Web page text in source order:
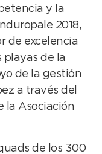
y la
2018,
de excelencia
playas de la
de la gestión
a través del
la Asociación
de los 300